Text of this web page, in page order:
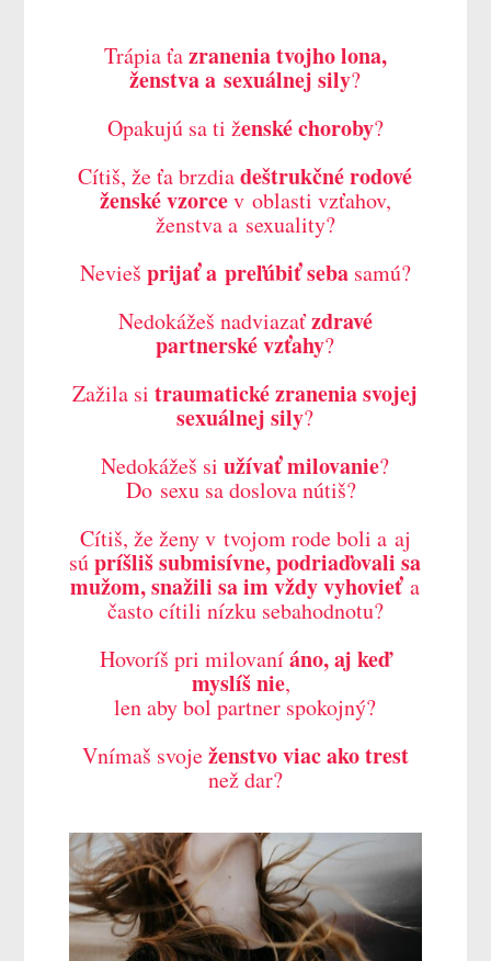
Trápia ťazranenia tvojho lona,
ženstva a sexuálnej sily?
Opakujú sa ti ženské choroby?
Cítiš, že ťa brzdiadeštrukčné rodové
ženské vzorcev oblasti vzťahov,
ženstva a sexuality?
Nevieš prijať a preľúbiť sebasamú?
Nedokážeš nadviazaťzdravé
partnerské vzťahy?
Zažila si traumatické zranenia svojej
sexuálnej sily?
Nedokážeš si užívať milovanie?
Do sexu sa doslova nútiš?
Cítiš, že ženy v tvojom rode boli a aj
súpríšliš submisívne, podriaďovali sa
mužom, snažili sa im vždy vyhovieťa
často cítili nízku sebahodnotu?
Hovoríš pri milovaníáno, aj keď
myslíš nie,
len aby bol partner spokojný?
Vnímaš svoježenstvo viac ako trest
než dar?